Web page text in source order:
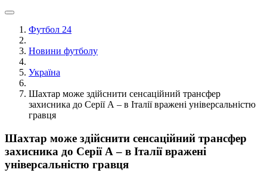
Футбол 24
Новини футболу
Україна
Шахтар може здійснити сенсаційний трансфер
захисника до Серії А – в Італії вражені універсальністю
гравця
Шахтар може здійснити сенсаційний трансфер
захисника до Серії А – в Італії вражені
універсальністю гравця